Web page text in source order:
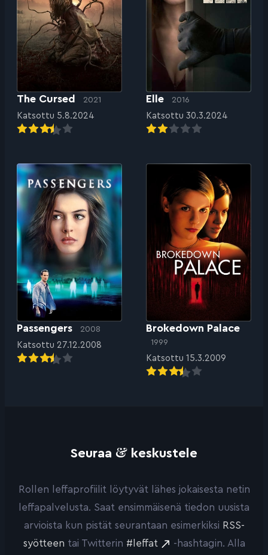
The Cursed 2021
Katsottu 5.8.2024
Elle 2016
Katsottu 30.3.2024
Passengers 2008
Katsottu 27.12.2008
Brokedown Palace
1999
Katsottu 15.3.2009
Seuraa & keskustele
Rollen leffaprofiilit löytyvät lähes jokaisesta netin
leffapalvelusta. Saat ensimmäisenä tiedon uusista
arvioista kun pistät seurantaan esimerkiksi RSS-
syötteen tai Twitterin #leffat -hashtagin. Alla